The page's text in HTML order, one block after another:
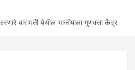
बारामती येथील भाजीपाला गुणवत्ता केंद्र